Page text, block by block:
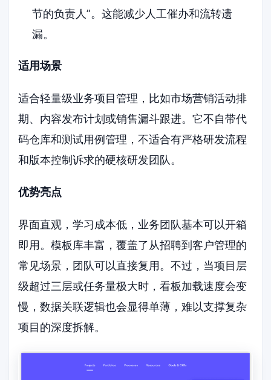
节的负责人”。这能减少人工催办和流转遗
漏。
适用场景
适合轻量级业务项目管理，比如市场营销活动排
期、内容发布计划或销售漏斗跟进。它不自带代
码仓库和测试用例管理，不适合有严格研发流程
和版本控制诉求的硬核研发团队。
优势亮点
界面直观，学习成本低，业务团队基本可以开箱
即用。模板库丰富，覆盖了从招聘到客户管理的
常见场景，团队可以直接复用。不过，当项目层
级超过三层或任务量极大时，看板加载速度会变
慢，数据关联逻辑也会显得单薄，难以支撑复杂
项目的深度拆解。